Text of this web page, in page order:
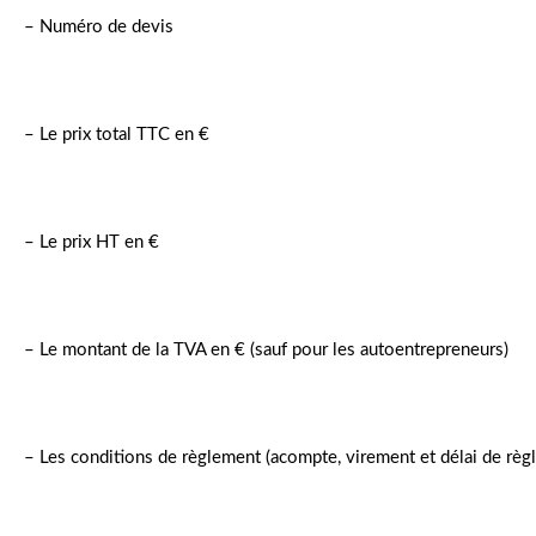
– Numéro de devis
– Le prix total TTC en €
– Le prix HT en €
– Le montant de la TVA en € (sauf pour les autoentrepreneurs)
– Les conditions de règlement (acompte, virement et délai de